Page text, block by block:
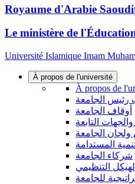
Royaume d'Arabie
Le ministère de
Université Islamique Imam
À propos de l'université
À propos de
رئيس الجامعة
أوقاف الجامعة
التابعة
الجامعة
المستدامة
شركاء الجامعة
الهيكل التنظيمي
للجامعة